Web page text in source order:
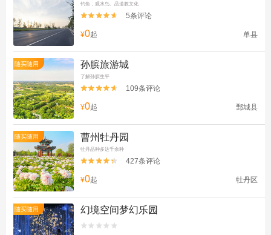
钓鱼，观水鸟、品道教文化

 5条评论
¥0起 单县
随买随用 孙膑旅游城
了解孙膑生平

 109条评论
¥0起 鄄城县
随买随用 曹州牡丹园
牡丹品种多达千余种

 427条评论
¥0起 牡丹区
随买随用 幻境空间梦幻乐园

